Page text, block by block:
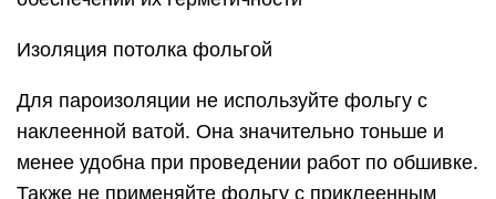
алюминиевым скотчем
Если в процессе крепления материала вы по
неосторожности повредили его, сразу же
заклеивайте это место, потом вы можете забыть
это сделать и пароизоляция будет нарушена